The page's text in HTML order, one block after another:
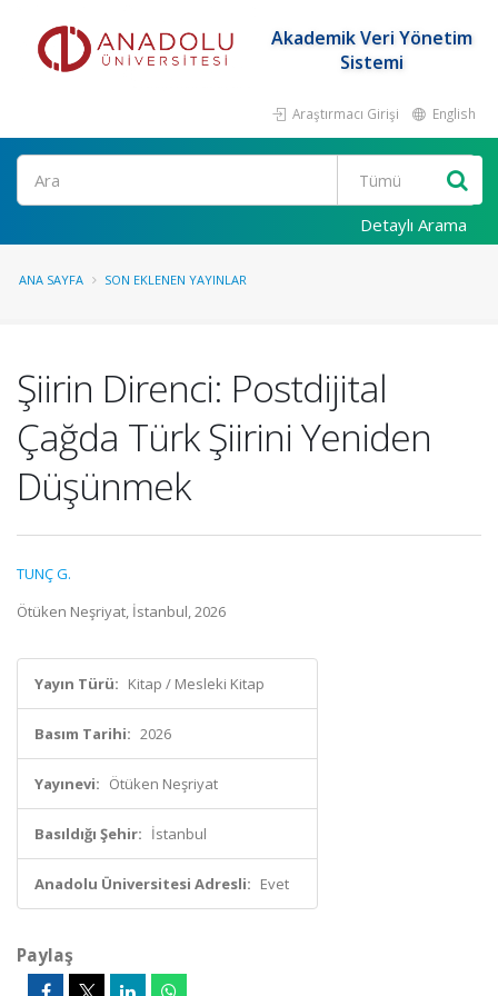
Akademik Veri Yönetim
Sistemi
Araştırmacı Girişi English
Ara
Detaylı Arama
ANA SAYFA SON EKLENEN YAYINLAR
Şiirin Direnci: Postdijital
Çağda Türk Şiirini Yeniden
Düşünmek
TUNÇ G.
Ötüken Neşriyat, İstanbul, 2026
Yayın Türü: Kitap / Mesleki Kitap
Basım Tarihi: 2026
Yayınevi: Ötüken Neşriyat
Basıldığı Şehir: İstanbul
Anadolu Üniversitesi Adresli: Evet
Paylaş